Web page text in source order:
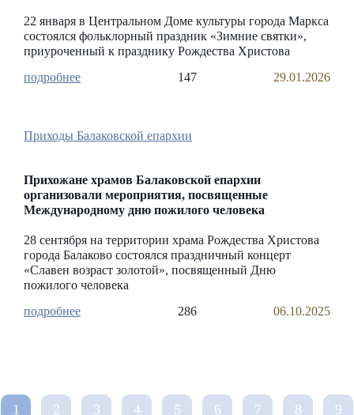
22 января в Центральном Доме культуры города Маркса
состоялся фольклорный праздник «Зимние святки»,
приуроченный к празднику Рождества Христова
147
29.01.2026
Приходы Балаковской епархии
Прихожане храмов Балаковской епархии
организовали мероприятия, посвященные
Международному дню пожилого человека
28 сентября на территории храма Рождества Христова
города Балаково состоялся праздничный концерт
«Славен возраст золотой», посвященный Дню
пожилого человека
286
06.10.2025
1 2 3 4 5 6 7 8 9